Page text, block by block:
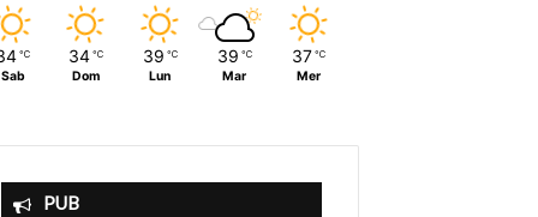
℃
Sab
34 ℃
Dom
39 ℃
Lun
39 ℃
Mar
37 ℃
Mer
PUB